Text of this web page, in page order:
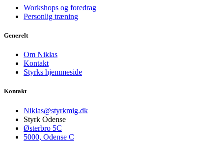
Workshops og foredrag
Personlig træning
Generelt
Om Niklas
Kontakt
Styrks hjemmeside
Kontakt
Niklas@styrkmig.dk
Styrk Odense
Østerbro 5C
5000, Odense C